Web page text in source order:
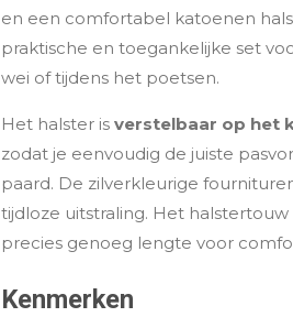
en een comfortabel katoenen
praktische en toegankelijke set
wei of tijdens het poetsen.
Het halster is verstelbaar op het
zodat je eenvoudig de juiste
paard. De zilverkleurige
tijdloze uitstraling. Het
precies genoeg lengte voor
Kenmerken